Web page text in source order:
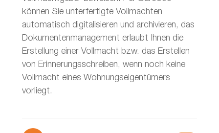
können Sie unterfertigte Vollmachten
automatisch digitalisieren und archivieren, das
Dokumentenmanagement erlaubt Ihnen die
Erstellung einer Vollmacht bzw. das Erstellen
von Erinnerungsschreiben, wenn noch keine
Vollmacht eines Wohnungseigentümers
vorliegt.